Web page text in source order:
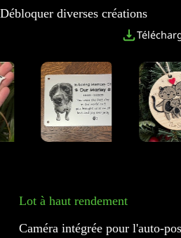
Débloquer diverses créations
Lot à haut rendement
Caméra intégrée pour l'auto-